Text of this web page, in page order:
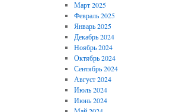
Март 2025
Февраль 2025
Январь 2025
Декабрь 2024
Ноябрь 2024
Октябрь 2024
Сентябрь 2024
Август 2024
Июль 2024
Июнь 2024